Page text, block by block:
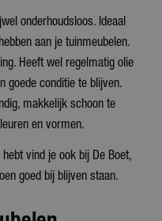
onderhoudsloos. Ideaal
aan je tuinmeubelen.
Heeft wel regelmatig olie
goede conditie te blijven.
makkelijk schoon te
en vormen.
vind je ook bij De Boet,
goed bij blijven staan.